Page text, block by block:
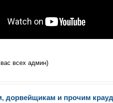
всех админ)
дорвейщикам и прочим